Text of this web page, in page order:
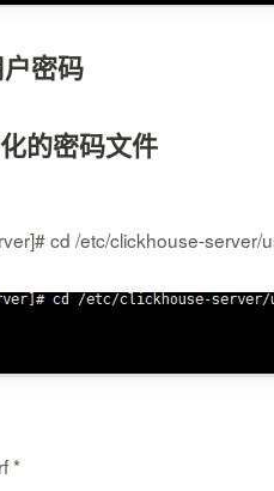
密码
的密码文件
cd /etc/clickhouse-server/
*